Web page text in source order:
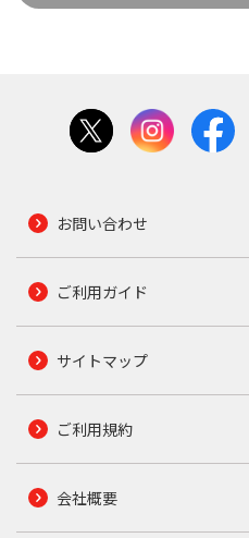
お問い合わせ
ご利用ガイド
サイトマップ
ご利用規約
会社概要